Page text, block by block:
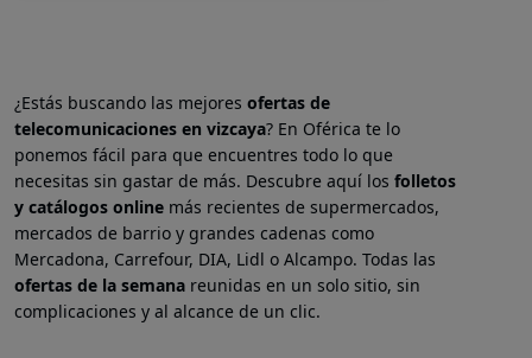
¿Estás buscando las mejores ofertas de
telecomunicaciones en vizcaya? En Oférica te lo
ponemos fácil para que encuentres todo lo que
necesitas sin gastar de más. Descubre aquí los folletos
y catálogos online más recientes de supermercados,
mercados de barrio y grandes cadenas como
Mercadona, Carrefour, DIA, Lidl o Alcampo. Todas las
ofertas de la semana reunidas en un solo sitio, sin
complicaciones y al alcance de un clic.